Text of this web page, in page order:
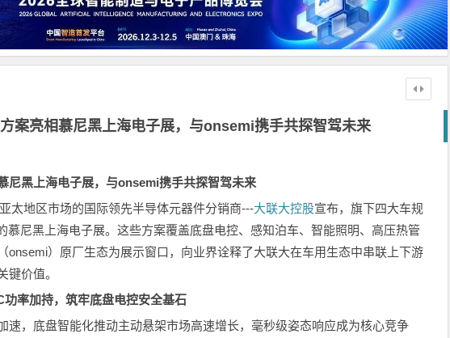
案亮相慕尼黑上海电子展，与onsemi携手共探智驾未来
尼黑上海电子展，与onsemi携手共探智驾未来
太地区市场的国际领先半导体元器件分销商---大联大控股宣布，旗下四大车规
慕尼黑上海电子展。这些方案覆盖底盘电控、感知泊车、智能照明、高压热管
onsemi）原厂生态为展示窗口，向业界诠释了大联大在车用生态中串联上下游
键价值。
功率加持，筑牢底盘电控安全基石
速，底盘智能化推动主动悬架市场高速增长，毫秒级姿态响应成为核心竞争